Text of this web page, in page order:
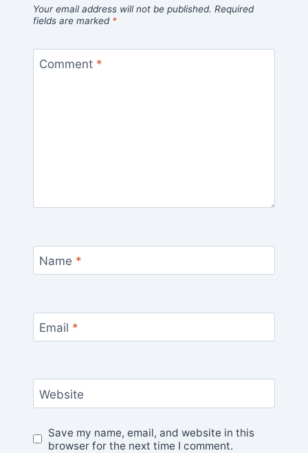
Your email address will not be published. Required
fields are marked *
Comment *
Name *
Email *
Website
Save my name, email, and website in this
browser for the next time I comment.